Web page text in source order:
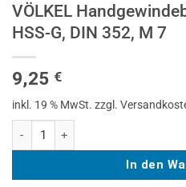
VÖLKEL
HSS-G, DIN 352, M 7
9,25 €
inkl. 19 % MwSt. zzgl.
In den